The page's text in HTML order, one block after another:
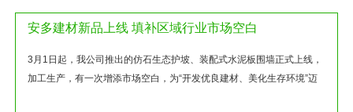
安多建材新品上线 填补区域行业市场空白
3月1日起，我公司推出的仿石生态护坡、装配式水泥板围墙正式上线，
加工生产，有一次增添市场空白，为“开发优良建材、美化生存环境”迈